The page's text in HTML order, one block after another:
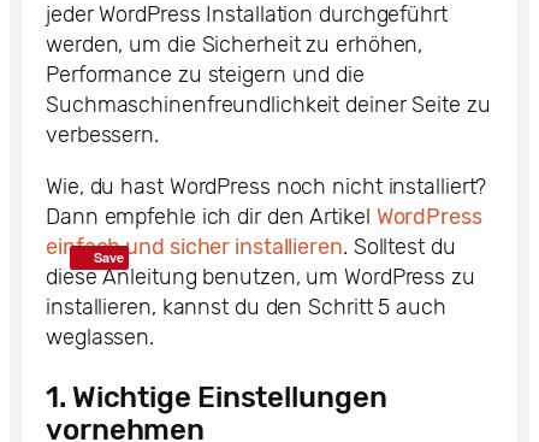
jeder WordPress Installation durchgeführt
werden, um die Sicherheit zu erhöhen,
Performance zu steigern und die
Suchmaschinenfreundlichkeit deiner Seite zu
verbessern.
Wie, du hast WordPress noch nicht installiert?
Dann empfehle ich dir den Artikel WordPress
einfach und sicher installieren. Solltest du
diese Anleitung benutzen, um WordPress zu
installieren, kannst du den Schritt 5 auch
weglassen.
1. Wichtige Einstellungen
vornehmen
Save